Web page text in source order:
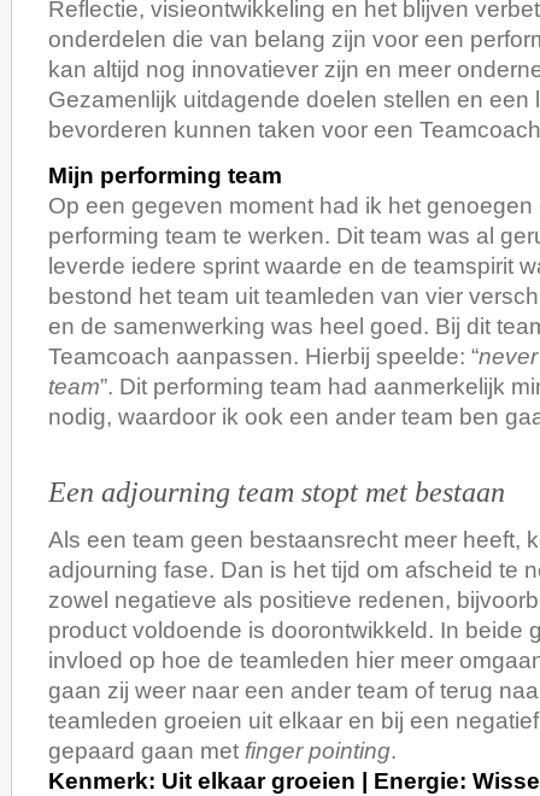
Reflectie, visieontwikkeling en het blijven
onderdelen die van belang zijn voor een
kan altijd nog innovatiever zijn en meer
Gezamenlijk uitdagende doelen stellen en een
bevorderen kunnen taken voor een
Mijn performing team
Op een gegeven moment had ik het genoegen
performing team te werken. Dit team was al
leverde iedere sprint waarde en de teamspirit
bestond het team uit teamleden van vier
en de samenwerking was heel goed. Bij dit
Teamcoach aanpassen. Hierbij speelde: “
team”. Dit performing team had aanmerkelijk
nodig, waardoor ik ook een ander team ben
Een adjourning team stopt met bestaan
Als een team geen bestaansrecht meer heeft,
adjourning fase. Dan is het tijd om afscheid te
zowel negatieve als positieve redenen,
product voldoende is doorontwikkeld. In beide
invloed op hoe de teamleden hier meer
gaan zij weer naar een ander team of terug
teamleden groeien uit elkaar en bij een
gepaard gaan met finger pointing.
Kenmerk: Uit elkaar groeien | Energie: